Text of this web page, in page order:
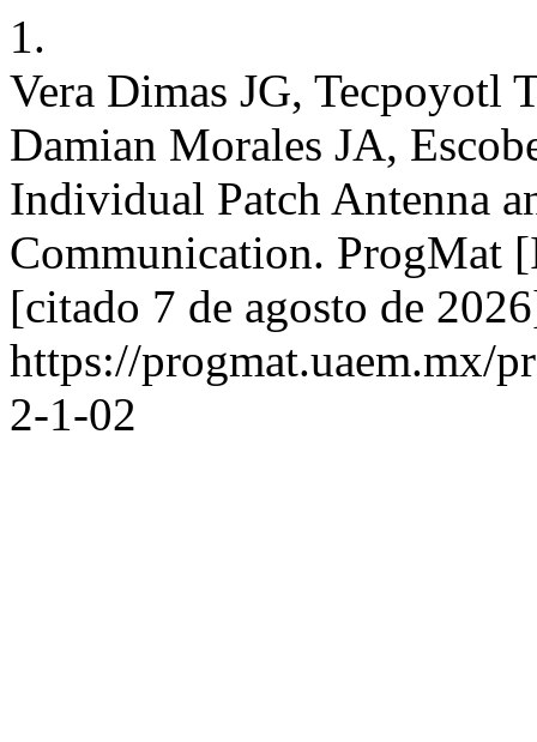
1.
Vera Dimas JG, Tecpoyotl
Damian Morales JA,
Individual Patch Antenna
Communication. ProgMat
[citado 7 de agosto de
https://progmat.uaem.mx/
2-1-02